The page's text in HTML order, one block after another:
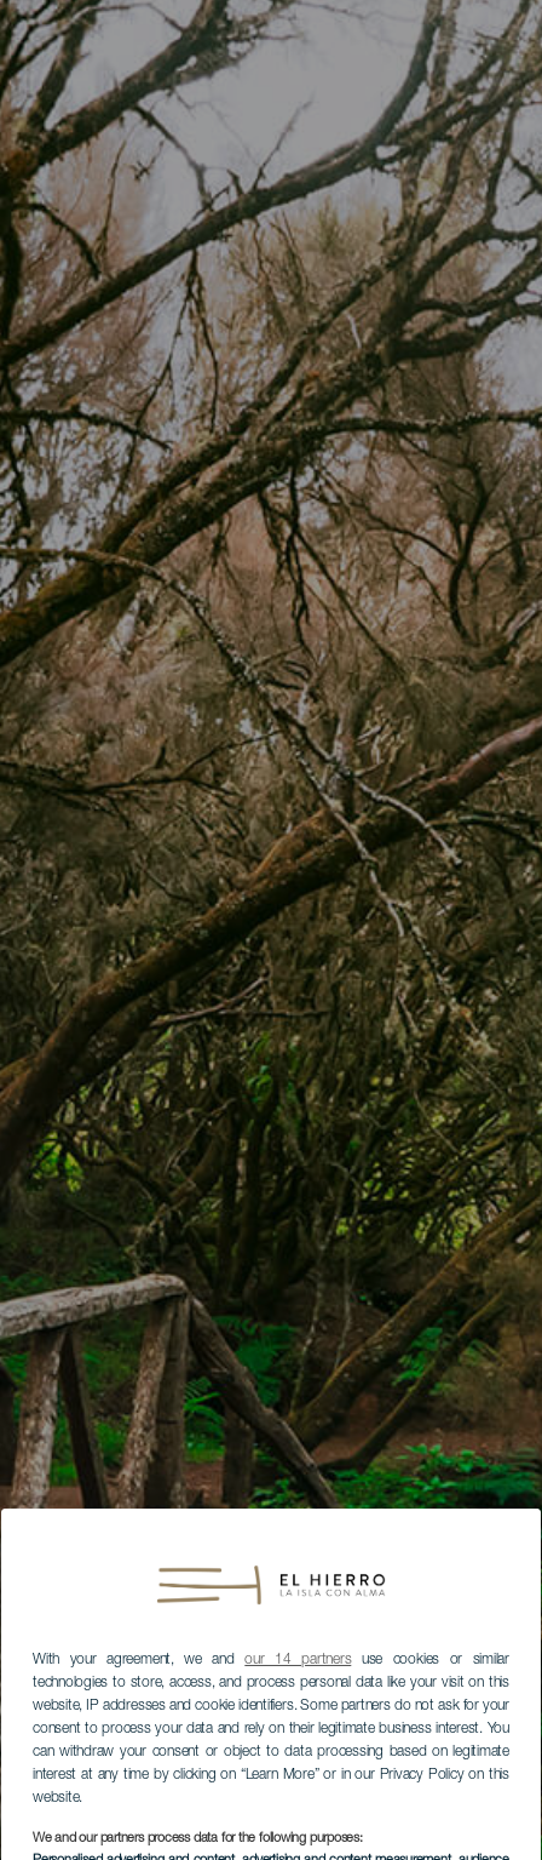
With your agreement, we andour 14 partnersuse cookies or similar
technologies to store, access, and process personal data like your visit on this
website, IP addresses and cookie identifiers. Some partners do not ask for your
consent to process your data and rely on their legitimate business interest. You
can withdraw your consent or object to data processing based on legitimate
interest at any time by clicking on “Learn More” or in our Privacy Policy on this
website.
We and our partners process data for the following purposes: